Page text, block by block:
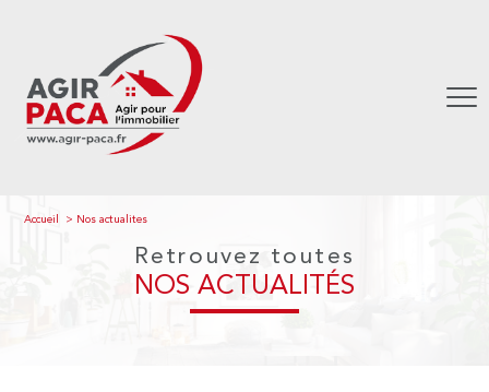
Accueil Nos actualites
Retrouvez toutes
NOS ACTUALITÉS